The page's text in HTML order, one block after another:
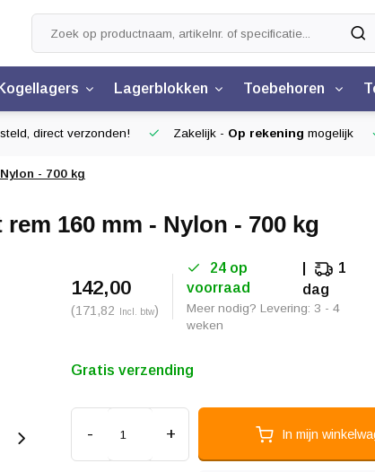
Kogellagers Lagerblokken Toebehoren
direct verzonden! Zakelijk - Op rekening mogelijk
- 700 kg
160 mm - Nylon - 700 kg
142,00
(171,82 Incl. btw)
24 op
voorraad
1
dag
Meer nodig? Levering: 3 - 4
weken
Gratis verzending
- + In mijn